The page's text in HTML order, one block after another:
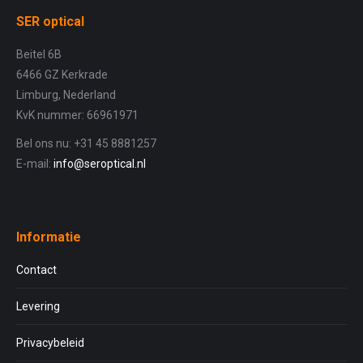
SER optical
Beitel 6B
6466 GZ Kerkrade
Limburg, Nederland
KvK nummer: 66961971
Bel ons nu: +31 45 8881257
E-mail: info@seroptical.nl
Informatie
Contact
Levering
Privacybeleid